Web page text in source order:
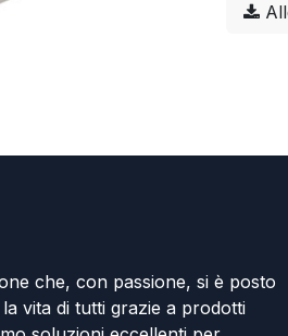
che, con passione, si è posto
vita di tutti grazie a prodotti